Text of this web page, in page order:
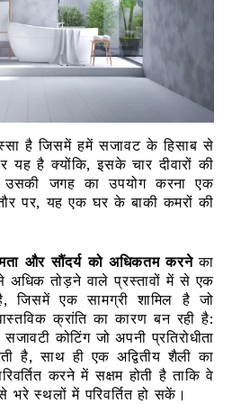
है जिसमें हमें सजावट के हिसाब से
है क्योंकि, इसके चार दीवारों की
उसकी जगह का उपयोग करना एक
पर, यह एक घर के बाकी कमरों की
और सौंदर्य को अधिकतम करनेका
अधिक तोड़ने वाले प्रस्तावों में से एक
जिसमें एक सामग्री शामिल है जो
क्रांति का कारण बन रही है:
कोटिंग जो अपनी प्रतिरोधीता
है, साथ ही एक अद्वितीय शैली का
करने में सक्षम होती है ताकि वे
भरे स्थलों में परिवर्तित हो सकें।